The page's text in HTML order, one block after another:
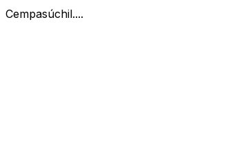
Cempasúchil....